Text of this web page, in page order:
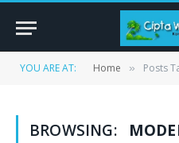
YOU ARE AT: Home » Posts
BROWSING: